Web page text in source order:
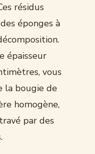
résidus
éponges à
épaisseur
vous
la bougie de
homogène,
par des